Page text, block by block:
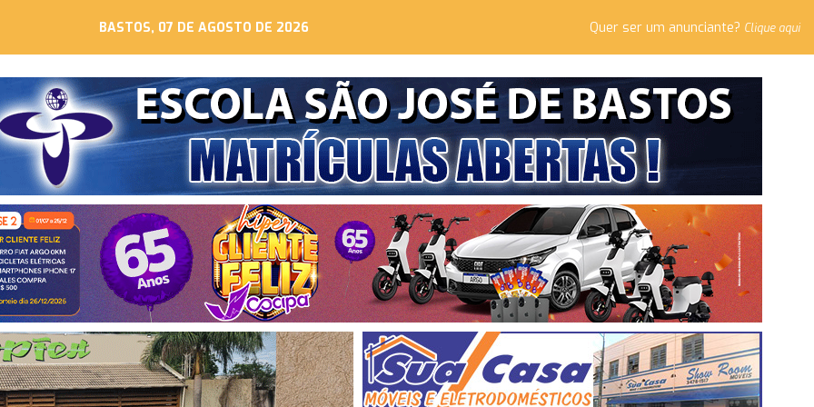
BASTOS, 07 DE AGOSTO DE 2026 Quer ser um anunciante? Clique aqui